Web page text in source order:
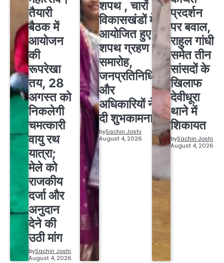
तैयारी
बैठक में
आयोजन
की
रूपरेखा
तय, 28
अगस्त को
निकलेगी
चमत्कारी
वायु रथ
यात्रा;
मेले को
राजकीय
दर्जा और
अनुदान
देने की
उठी मांग
bySachin Joshi
August 4, 2026
शपथ , चारों
विकासखंडों में
आयोजित हुए
शपथ ग्रहण
समारोह,
जनप्रतिनिधियों
और
अधिकारियों ने
दी शुभकामनाएं
bySachin Joshi
August 4, 2026
प्रदर्शन
पर बवाल,
राहुल गांधी
समेत तीन
सांसदों के
खिलाफ
देवीधूरा
थाने में
शिकायत
bySachin Joshi
August 4, 2026